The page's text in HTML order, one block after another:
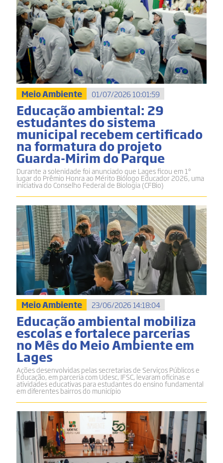
Meio Ambiente 01/07/2026 10:01:59
Educação ambiental: 29
estudantes do sistema
municipal recebem certificado
na formatura do projeto
Guarda-Mirim do Parque
Durante a solenidade foi anunciado que Lages ficou em 1º
lugar do Prêmio Honra ao Mérito Biólogo Educador 2026, uma
iniciativa do Conselho Federal de Biologia (CFBio)
Meio Ambiente 23/06/2026 14:18:04
Educação ambiental mobiliza
escolas e fortalece parcerias
no Mês do Meio Ambiente em
Lages
Ações desenvolvidas pelas secretarias de Serviços Públicos e
Educação, em parceria com Udesc, IFSC, levaram oficinas e
atividades educativas para estudantes do ensino fundamental
em diferentes bairros do município